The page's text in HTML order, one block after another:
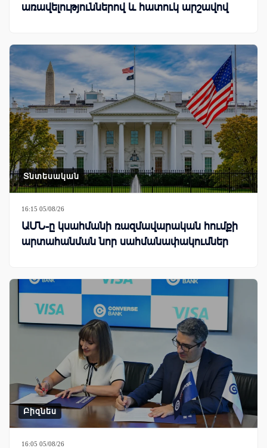
առավելություններով և հատուկ արշավով
Տնտեսական
16:15 05/08/26
ԱՄՆ-ը կսահմանի ռազմավարական հումքի
արտահանման նոր սահմանափակումներ
Բիզնես
16:05 05/08/26